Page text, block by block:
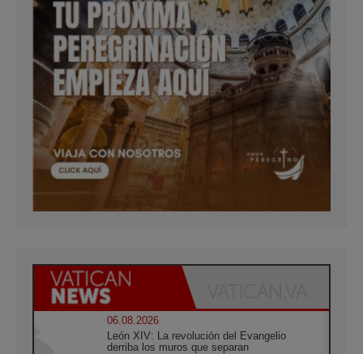
06.08.2026
León XIV: La revolución del Evangelio
derriba los muros que separan